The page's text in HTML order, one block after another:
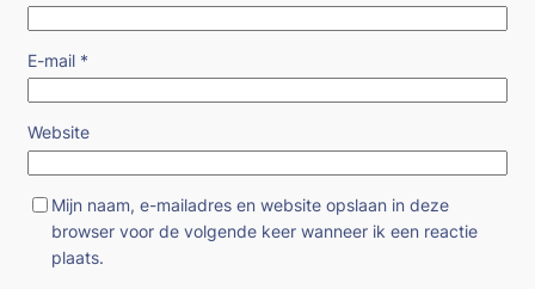
E-mail *
Website
Mijn naam, e-mailadres en website opslaan in deze
browser voor de volgende keer wanneer ik een reactie
plaats.